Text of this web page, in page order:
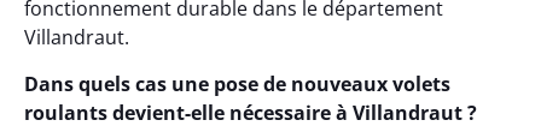
fonctionnement durable dans le département
Villandraut.
Dans quels cas une pose de nouveaux volets
roulants devient-elle nécessaire à Villandraut ?